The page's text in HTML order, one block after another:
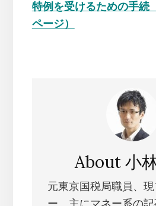
特例を受けるための手続
ページ）
About小
元東京国税局職員、